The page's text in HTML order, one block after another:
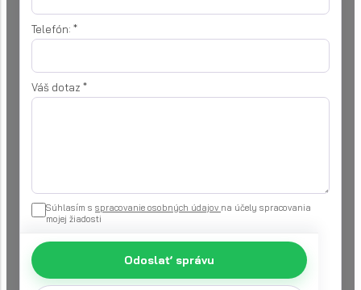
Telefón: *
Váš dotaz *
Súhlasím s spracovanie osobných údajov na účely spracovania
mojej žiadosti
Odoslať správu